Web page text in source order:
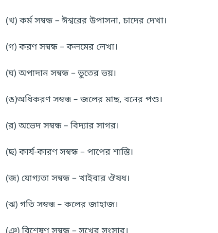
(খ) কর্ম সম্বন্ধ – ঈশ্বরের উপাসনা, চাদের দেখা।
(গ) করণ সম্বন্ধ – কলমের লেখা।
(ঘ) অপাদান সম্বন্ধ – ভুতের ভয়।
(ঙ)অধিকরণ সম্বন্ধ – জলের মাছ, বনের পশু।
(র) অভেদ সম্বন্ধ – বিদ্যার সাগর।
(ছ) কার্য-কারণ সম্বন্ধ – পাপের শাস্তি।
(জ) যোগ্যতা সম্বন্ধ – খাইবার ঔষধ।
(ঝ) গতি সম্বন্ধ – কলের জাহাজ।
(ঞ) বিশেষণ সম্বন্ধ – সুখের সংসার।